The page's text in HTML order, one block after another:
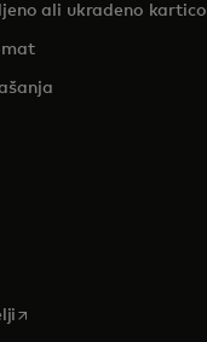
ali ukradeno kartico
new tab
opens in a new tab